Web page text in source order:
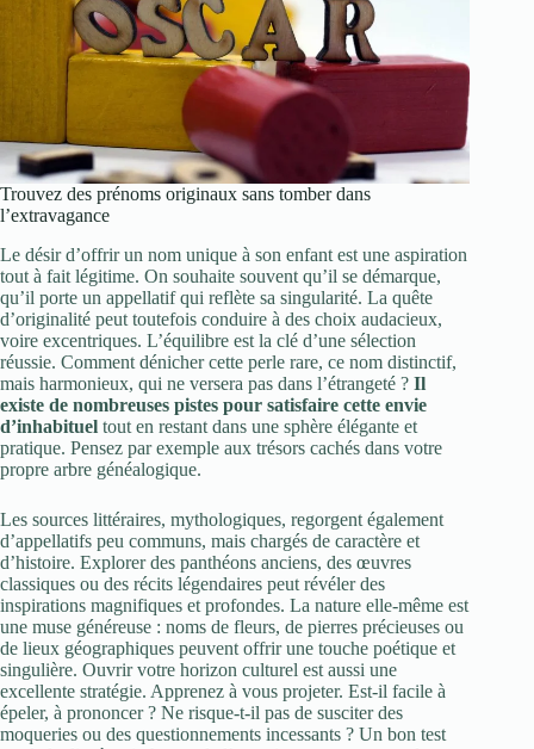
Trouvez des prénoms originaux sans tomber dans
l’extravagance
Le désir d’offrir un nom unique à son enfant est une aspiration
tout à fait légitime. On souhaite souvent qu’il se démarque,
qu’il porte un appellatif qui reflète sa singularité. La quête
d’originalité peut toutefois conduire à des choix audacieux,
voire excentriques. L’équilibre est la clé d’une sélection
réussie. Comment dénicher cette perle rare, ce nom distinctif,
mais harmonieux, qui ne versera pas dans l’étrangeté ? Il
existe de nombreuses pistes pour satisfaire cette envie
d’inhabituel tout en restant dans une sphère élégante et
pratique. Pensez par exemple aux trésors cachés dans votre
propre arbre généalogique.
Les sources littéraires, mythologiques, regorgent également
d’appellatifs peu communs, mais chargés de caractère et
d’histoire. Explorer des panthéons anciens, des œuvres
classiques ou des récits légendaires peut révéler des
inspirations magnifiques et profondes. La nature elle-même est
une muse généreuse : noms de fleurs, de pierres précieuses ou
de lieux géographiques peuvent offrir une touche poétique et
singulière. Ouvrir votre horizon culturel est aussi une
excellente stratégie. Apprenez à vous projeter. Est-il facile à
épeler, à prononcer ? Ne risque-t-il pas de susciter des
moqueries ou des questionnements incessants ? Un bon test